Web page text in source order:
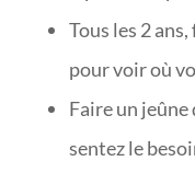
Tous les 2
pour voir où
Faire un jeûne
sentez le